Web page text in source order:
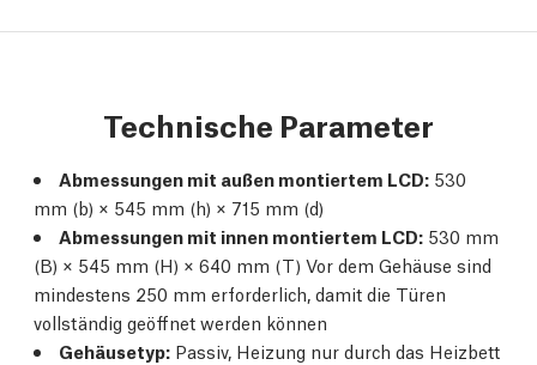
Technische Parameter
Abmessungen mit außen montiertem LCD: 530
mm (b) × 545 mm (h) × 715 mm (d)
Abmessungen mit innen montiertem LCD: 530 mm
(B) × 545 mm (H) × 640 mm (T) Vor dem Gehäuse sind
mindestens 250 mm erforderlich, damit die Türen
vollständig geöffnet werden können
Gehäusetyp: Passiv, Heizung nur durch das Heizbett